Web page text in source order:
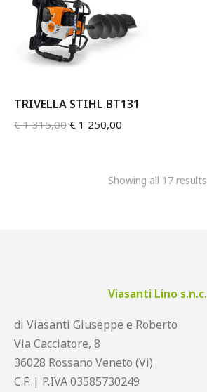
TRIVELLA STIHL BT131
€1 315,00 € 1 250,00
Showing all 17 results
Viasanti Lino s.n.c.
di Viasanti Giuseppe e Roberto
Via Cacciatore, 8
36028 Rossano Veneto (Vi)
C.F. | P.IVA 03585730249